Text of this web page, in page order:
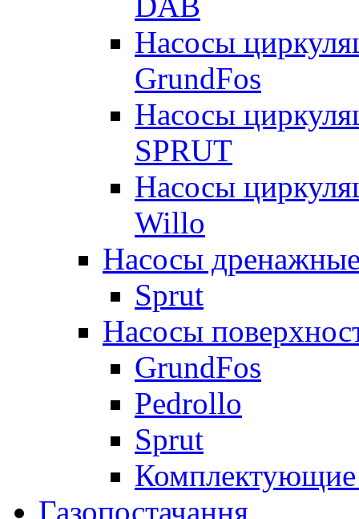
Насосы
GrundFos
Насосы
SPRUT
Насосы
Willo
Насосы
Sprut
Насосы
GrundFos
Pedrollo
Sprut
Комплектующие
Газопостачання